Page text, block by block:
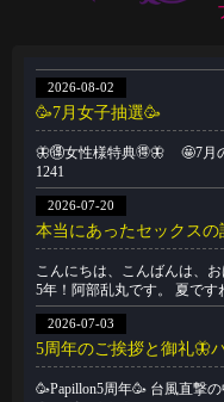
2026-08-02
🥳7月女子抽選🥳
🦋🉐女性様特典🉐🦋 🤩7月
1241
2026-07-20
本当にあったセックス
こんにちは、こんばんは、
5年！阿部乱丸です。 夏です
2026-07-03
5周年のご挨拶と御礼🦋
🥳Papillon5周年🥳 台風直撃